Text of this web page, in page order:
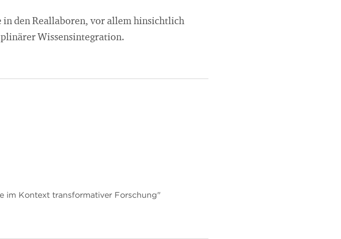
in den Reallaboren, vor allem hinsichtlich
Wissensintegration.
im Kontext transformativer Forschung"